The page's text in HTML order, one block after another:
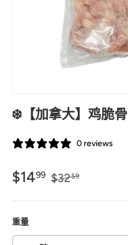
❄️【加拿大】鸡脆骨
0 reviews
$1499 $3259
重量